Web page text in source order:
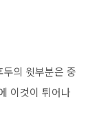
의 윗부분은 중
이것이 튀어나